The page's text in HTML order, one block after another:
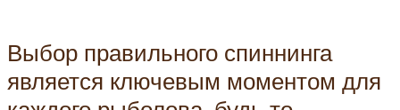
Выбор правильного спиннинга
является ключевым моментом для